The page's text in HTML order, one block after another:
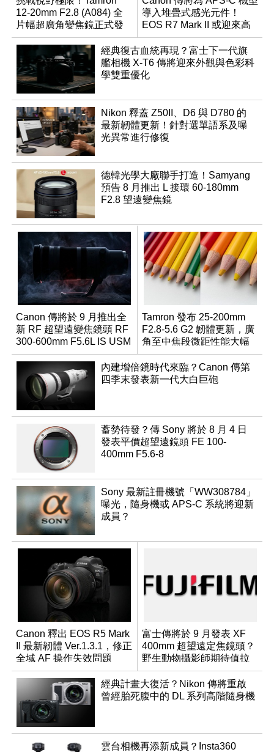
12-20mm F2.8 (A084) 全
片幅超廣角變焦鏡正式發
表
導入堆疊式感光元件！
EOS R7 Mark II 或迎來高
速讀出升級
經典復古血統再現？富士下一代旗
艦相機 X-T6 傳將迎來外觀與色彩科
學雙重優化
Nikon 釋蓋 Z50II、D6 與 D780 的
最新韌體更新！針對選單語系及曝
光異常進行修復
德韓光學大廠聯手打造！Samyang
預告 8 月推出 L 接環 60-180mm
F2.8 望遠變焦鏡
Canon 傳將於 9 月推出全
新 RF 超望遠變焦鏡頭 RF
300-600mm F5.6L IS USM
Tamron 發布 25-200mm
F2.8-5.6 G2 韌體更新，廣
角至中焦段微距性能大幅
升級
內建增倍鏡時代來臨？Canon 傳第
四季末發表新一代大白巨砲
蓄勢待發？傳 Sony 將於 8 月 4 日
發表平價超望遠鏡頭 FE 100-
400mm F5.6-8
Sony 最新註冊機號「WW308784」
曝光，隨身機或 APS-C 系統將迎新
成員？
Canon 釋出 EOS R5 Mark
II 最新韌體 Ver.1.3.1，修正
全域 AF 操作失效問題
富士傳將於 9 月發表 XF
400mm 超望遠定焦鏡頭？
野生動物攝影師期待值拉
滿
經典計畫大復活？Nikon 傳將重啟
曾經胎死腹中的 DL 系列高階隨身機
雲台相機再添新成員？Insta360